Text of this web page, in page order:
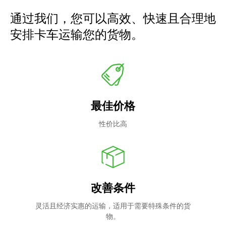
通过我们，您可以高效、快速且合理地
安排卡车运输您的货物。
最佳价格
性价比高
改善条件
灵活且经济实惠的运输，适用于需要特殊条件的货
物。